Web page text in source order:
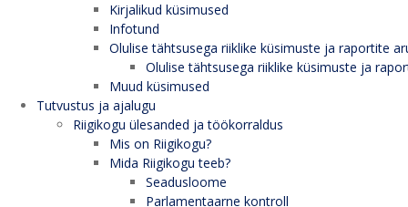
Kirjalikud küsimused
Infotund
Olulise tähtsusega riiklike küsimuste ja raportite
Olulise tähtsusega riiklike küsimuste ja
Muud küsimused
Tutvustus ja ajalugu
Riigikogu ülesanded ja töökorraldus
Mis on Riigikogu?
Mida Riigikogu teeb?
Seadusloome
Parlamentaarne kontroll